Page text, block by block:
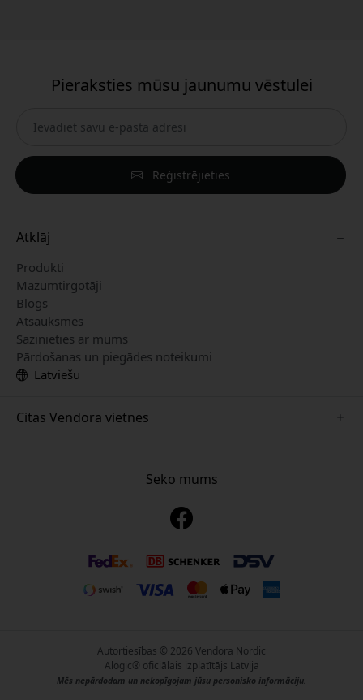
Pieraksties mūsu jaunumu vēstulei
Reģistrējieties
Atklāj
Produkti
Mazumtirgotāji
Blogs
Atsauksmes
Sazinieties ar mums
Pārdošanas un piegādes noteikumi
Latviešu
Citas Vendora vietnes
www.nordicsmartlight.se
www.plaud.se
Seko mums
Autortiesības © 2026 Vendora Nordic
Alogic® oficiālais izplatītājs Latvija
Mēs nepārdodam un nekopīgojam jūsu personisko informāciju.